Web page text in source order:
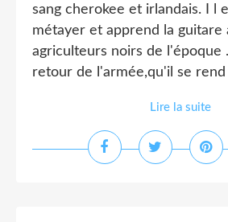
sang cherokee et irlandais. I l
métayer et apprend la guitare
agriculteurs noirs de l'époque
retour de l'armée,qu'il se rend
Lire la suite